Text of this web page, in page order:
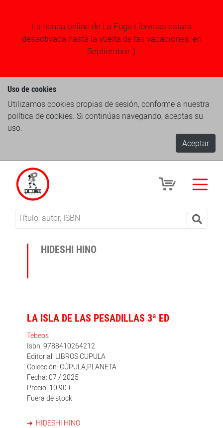
La tienda online de La Fuga Librerias estará
desactivada hasta la vuelta de las vacaciones, en
Septiembre ;)
Uso de cookies
Utilizamos cookies propias de sesión, conforme a nuestra
política de cookies. Si continúas navegando, aceptas su
uso.
Aceptar
HIDESHI HINO
LA ISLA DE LAS PESADILLAS 3ª ED
Tebeos
Isbn: 9788410264212
Editorial: LIBROS CUPULA
Colección: CÚPULA;PLANETA
Fecha: 07 / 2025
Precio: 10.90 €
Fuera de stock
HIDESHI HINO